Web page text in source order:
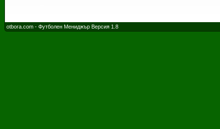
otbora.com - Футболен Мениджър Версия 1.8